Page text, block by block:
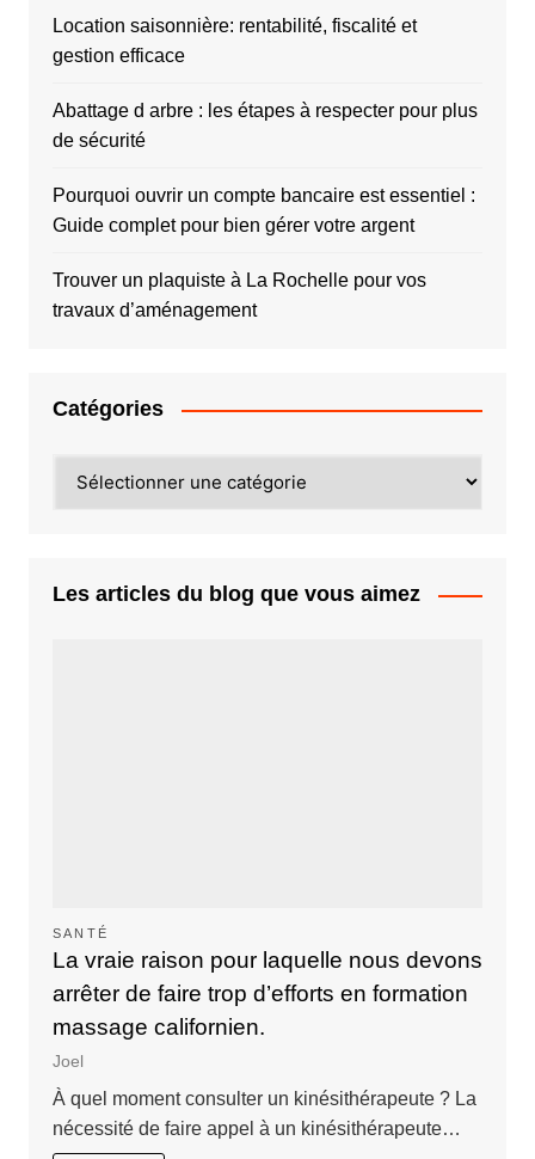
Location saisonnière: rentabilité, fiscalité et
gestion efficace
Abattage d arbre : les étapes à respecter pour plus
de sécurité
Pourquoi ouvrir un compte bancaire est essentiel :
Guide complet pour bien gérer votre argent
Trouver un plaquiste à La Rochelle pour vos
travaux d’aménagement
Catégories
Les articles du blog que vous aimez
SANTÉ
La vraie raison pour laquelle nous devons
arrêter de faire trop d’efforts en formation
massage californien.
Joel
À quel moment consulter un kinésithérapeute ? La
nécessité de faire appel à un kinésithérapeute…